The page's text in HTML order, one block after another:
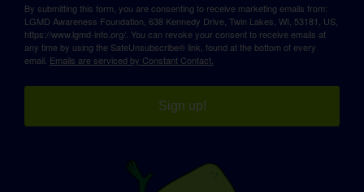
By submitting this form, you are consenting to receive marketing emails from:
LGMD Awareness Foundation, 638 Kennedy Drive, Twin Lakes, WI, 53181, US,
https://www.lgmd-info.org/. You can revoke your consent to receive emails at
any time by using the SafeUnsubscribe® link, found at the bottom of every
email. Emails are serviced by Constant Contact.
Sign up!